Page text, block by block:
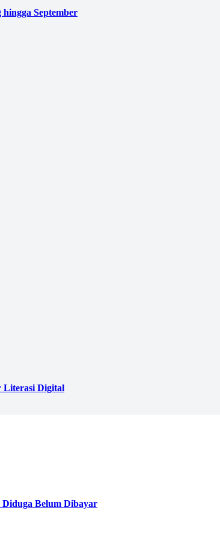
September
Literasi Digital
Belum Dibayar